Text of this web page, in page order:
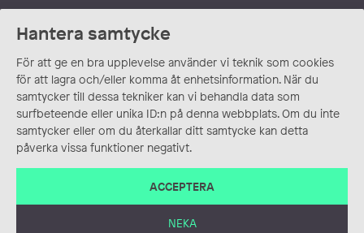
Hantera samtycke
För att ge en bra upplevelse använder vi teknik som cookies
för att lagra och/eller komma åt enhetsinformation. När du
samtycker till dessa tekniker kan vi behandla data som
surfbeteende eller unika ID:n på denna webbplats. Om du inte
samtycker eller om du återkallar ditt samtycke kan detta
påverka vissa funktioner negativt.
ACCEPTERA
NEKA